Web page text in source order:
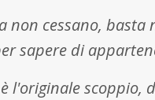
non cessano, basta
sapere di
l'originale scoppio,